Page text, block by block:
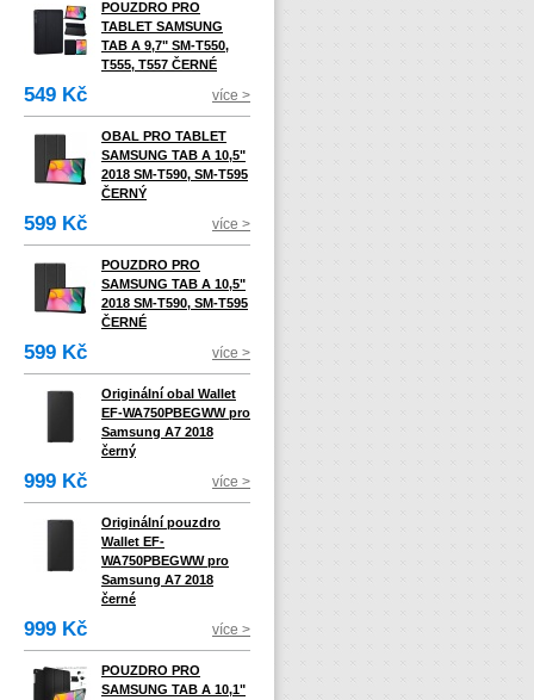
POUZDRO PRO
TABLET SAMSUNG
TAB A 9,7" SM-T550,
T555, T557 ČERNÉ
549 Kč více >
OBAL PRO TABLET
SAMSUNG TAB A 10,5"
2018 SM-T590, SM-T595
ČERNÝ
599 Kč více >
POUZDRO PRO
SAMSUNG TAB A 10,5"
2018 SM-T590, SM-T595
ČERNÉ
599 Kč více >
Originální obal Wallet
EF-WA750PBEGWW pro
Samsung A7 2018
černý
999 Kč více >
Originální pouzdro
Wallet EF-
WA750PBEGWW pro
Samsung A7 2018
černé
999 Kč více >
POUZDRO PRO
SAMSUNG TAB A 10,1"